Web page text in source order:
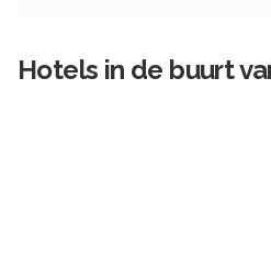
Hotels in de buurt